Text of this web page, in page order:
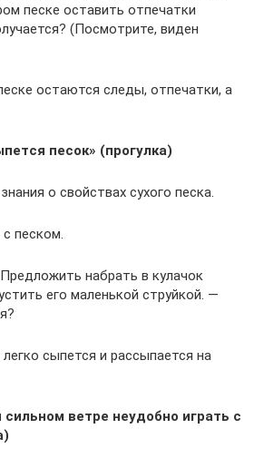
песке оставить отпечатки
(Посмотрите, виден
остаются следы, отпечатки, а
песок» (прогулка)
о свойствах сухого песка.
песком.
набрать в кулачок
его маленькой струйкой. —
сыпется и рассыпается на
ветре неудобно играть с